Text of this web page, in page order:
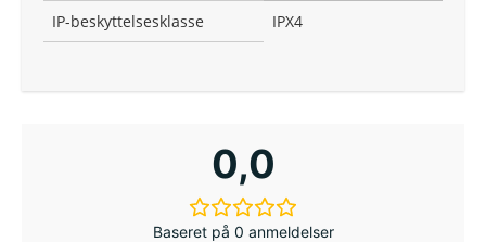
IP-beskyttelsesklasse
IPX4
0,0
Baseret på 0 anmeldelser